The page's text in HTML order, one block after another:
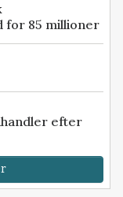
85 millioner
efter